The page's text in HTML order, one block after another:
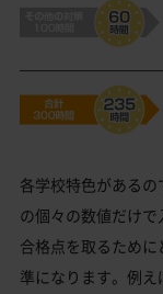
各学校特色がある
の個々の数値だけで
合格点を取るため
準になります。例